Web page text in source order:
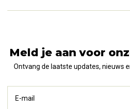
Meld je aan voor
Ontvang de laatste updates, nieuws